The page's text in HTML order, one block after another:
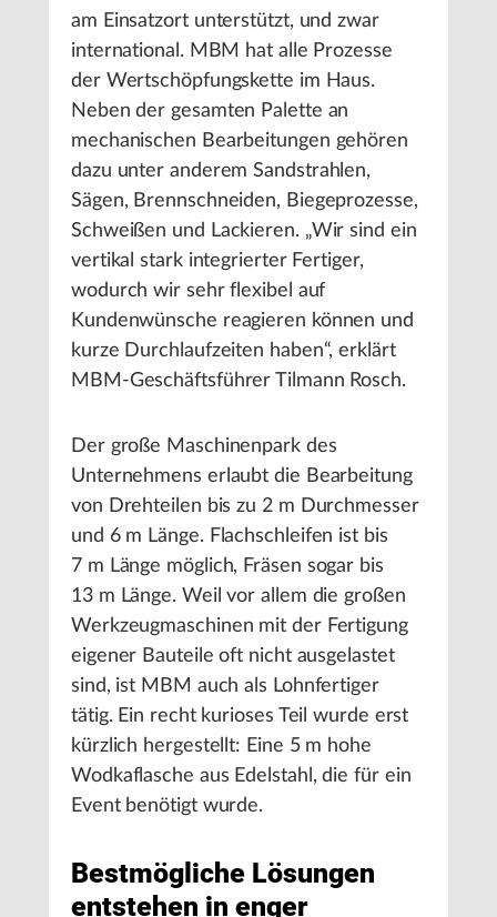
am Einsatzort unterstützt, und zwar
international. MBM hat alle Prozesse
der Wertschöpfungskette im Haus.
Neben der gesamten Palette an
mechanischen Bearbeitungen gehören
dazu unter anderem Sandstrahlen,
Sägen, Brennschneiden, Biegeprozesse,
Schweißen und Lackieren. „Wir sind ein
vertikal stark integrierter Fertiger,
wodurch wir sehr flexibel auf
Kundenwünsche reagieren können und
kurze Durchlaufzeiten haben“, erklärt
MBM-Geschäftsführer Tilmann Rosch.
Der große Maschinenpark des
Unternehmens erlaubt die Bearbeitung
von Drehteilen bis zu 2 m Durchmesser
und 6 m Länge. Flachschleifen ist bis
7 m Länge möglich, Fräsen sogar bis
13 m Länge. Weil vor allem die großen
Werkzeugmaschinen mit der Fertigung
eigener Bauteile oft nicht ausgelastet
sind, ist MBM auch als Lohnfertiger
tätig. Ein recht kurioses Teil wurde erst
kürzlich hergestellt: Eine 5 m hohe
Wodkaflasche aus Edelstahl, die für ein
Event benötigt wurde.
Bestmögliche Lösungen
entstehen in enger